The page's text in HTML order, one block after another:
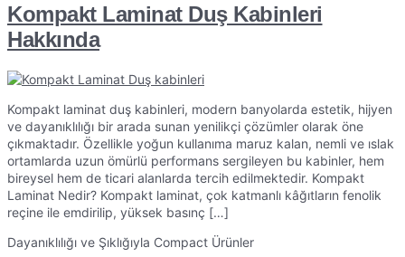
Kompakt Laminat Duş Kabinleri
Hakkında
Kompakt laminat duş kabinleri, modern banyolarda estetik, hijyen
ve dayanıklılığı bir arada sunan yenilikçi çözümler olarak öne
çıkmaktadır. Özellikle yoğun kullanıma maruz kalan, nemli ve ıslak
ortamlarda uzun ömürlü performans sergileyen bu kabinler, hem
bireysel hem de ticari alanlarda tercih edilmektedir. Kompakt
Laminat Nedir? Kompakt laminat, çok katmanlı kâğıtların fenolik
reçine ile emdirilip, yüksek basınç […]
Dayanıklılığı ve Şıklığıyla Compact Ürünler